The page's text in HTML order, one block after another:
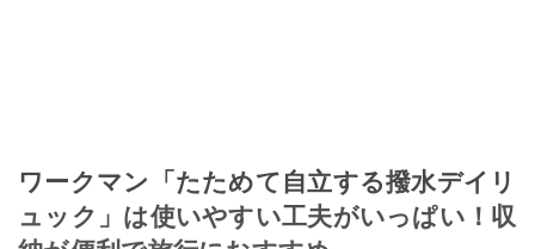
ワークマン「たためて自立する撥水デイリ
ュック」は使いやすい工夫がいっぱい！収